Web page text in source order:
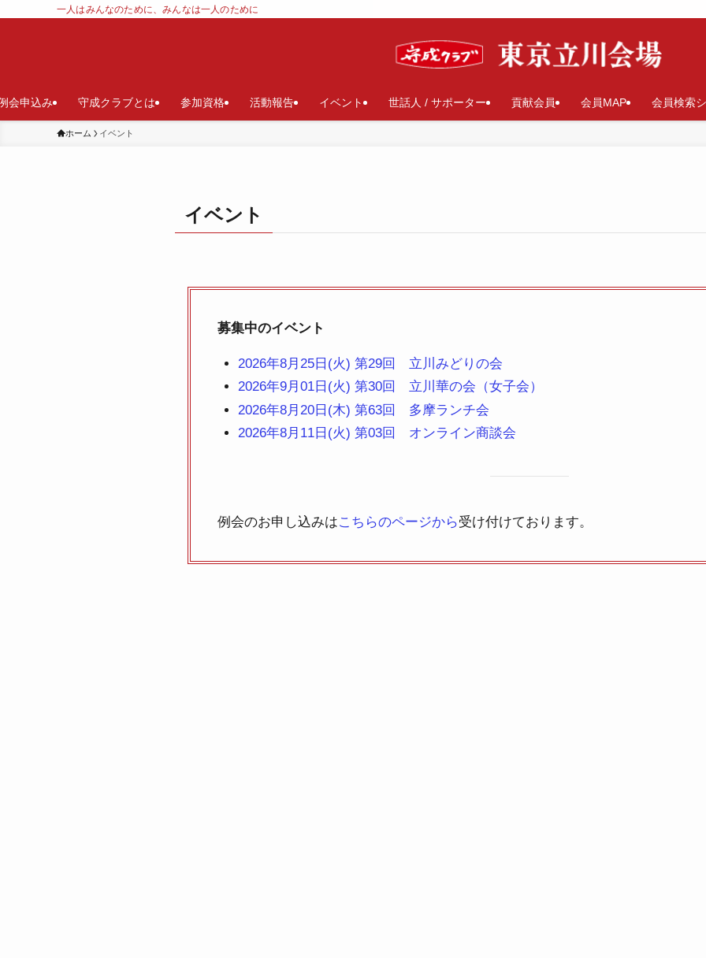
一人はみんなのために、みんなは一人のために
会申込み 守成クラブとは 参加資格 活動報告 イベント 世話人 / サポーター 貢献会員 会員MAP 会員検索
ホーム イベント
イベント
募集中のイベント
2026年8月25日(火) 第29回 立川みどりの会
2026年9月01日(火) 第30回 立川華の会（女子会）
2026年8月20日(木) 第63回 多摩ランチ会
2026年8月11日(火) 第03回 オンライン商談会
例会のお申し込みはこちらのページから受け付けております。